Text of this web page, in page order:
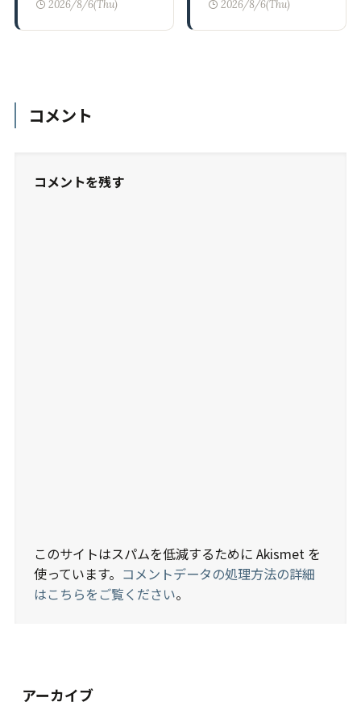
2026/8/6(Thu) 2026/8/6(Thu)
コメント
コメントを残す
このサイトはスパムを低減するために Akismet を
使っています。 コメントデータの処理方法の詳細
はこちらをご覧ください。
アーカイブ